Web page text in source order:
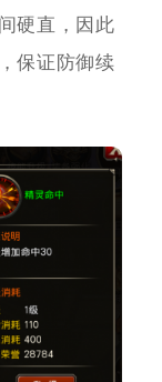
硬直，因此
保证防御续